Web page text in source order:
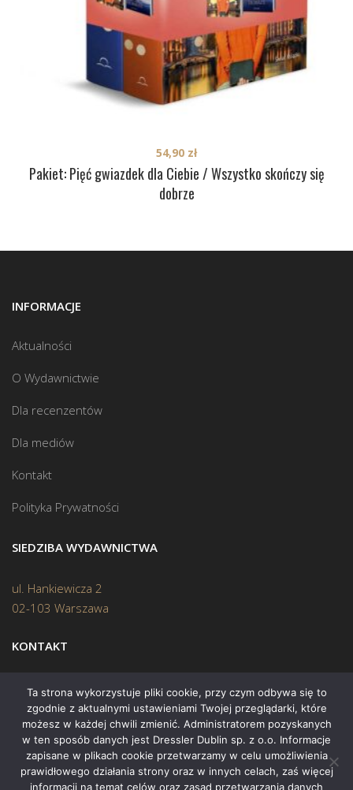
Pakiet: Pięć gwiazdek dla Ciebie / Wszystko skończy się
dobrze
54,90 zł
INFORMACJE
Aktualności
O Wydawnictwie
Dla recenzentów
Dla mediów
Kontakt
Polityka Prywatności
SIEDZIBA WYDAWNICTWA
ul. Hankiewicza 2
02-103 Warszawa
KONTAKT
Biuro: (22) 45 70 402
Mail:biuro@swiatksiazki.pl
Ta strona wykorzystuje pliki cookie, przy czym odbywa się to
zgodnie z aktualnymi ustawieniami Twojej przeglądarki, które
możesz w każdej chwili zmienić. Administratorem pozyskanych
w ten sposób danych jest Dressler Dublin sp. z o.o. Informacje
zapisane w plikach cookie przetwarzamy w celu umożliwienia
prawidłowego działania strony oraz w innych celach, zaś więcej
informacji na temat celów oraz zasad przetwarzania danych